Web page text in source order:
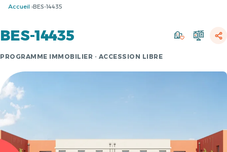
Accueil BES-14435
BES-14435
PROGRAMME IMMOBILIER · ACCESSION LIBRE